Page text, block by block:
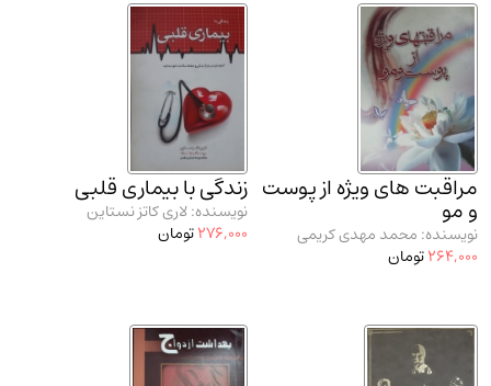
مراقبت‌ های ویژه از پوست
و مو
نویسنده: محمد مهدی کریمی
264,000تومان
زندگی با بیماری قلبی
نویسنده: لاری کاتز نستاین
276,000تومان